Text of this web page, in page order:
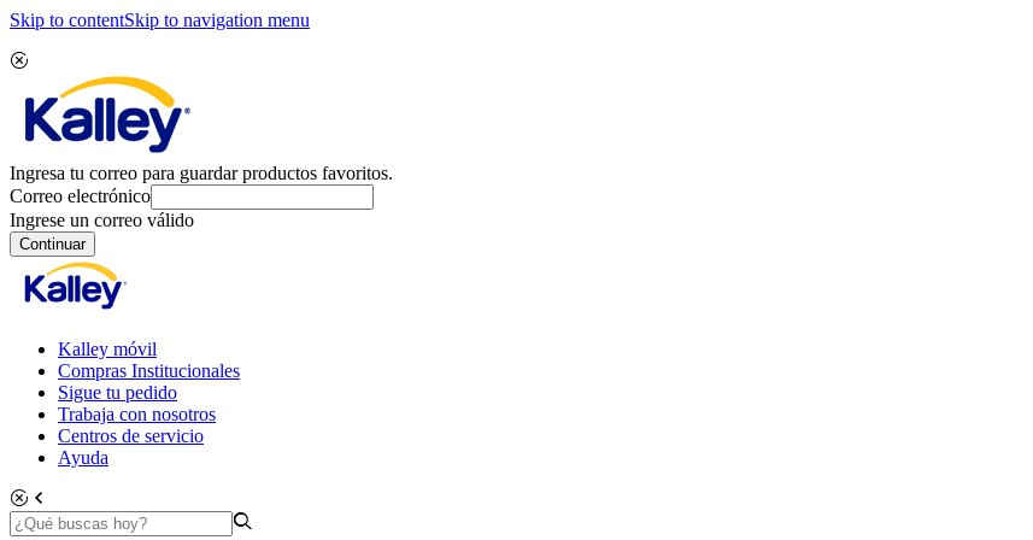
Skip to contentSkip to navigation menu
Ingresa tu correo para guardar productos favoritos.
Correo electrónico
Ingrese un correo válido
Continuar
Kalley móvil
Compras Institucionales
Sigue tu pedido
Trabaja con nosotros
Centros de servicio
Ayuda